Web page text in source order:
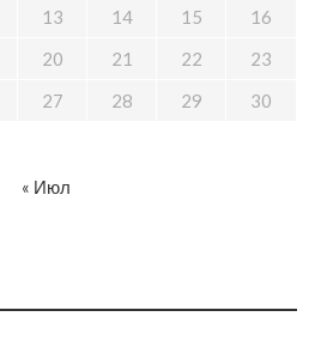
13 14 15
16
20 21 22
23
27 28 29
30
« Июл